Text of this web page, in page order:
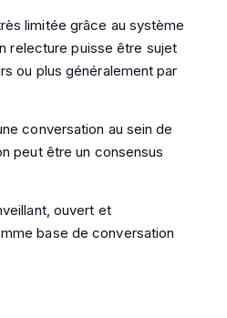
limitée grâce au système
relecture puisse être sujet
ou plus généralement par
conversation au sein de
peut être un consensus
ouvert et
base de conversation